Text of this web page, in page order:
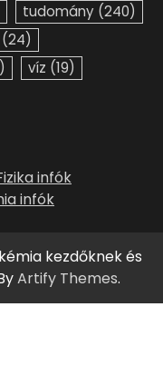
tudomány (240)
(24)
víz (19)
infók
infók
kezdőknek és
Artify Themes.